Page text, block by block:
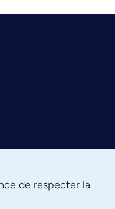
de respecter la